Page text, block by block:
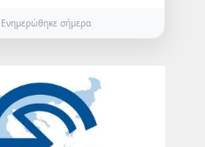
Ενημερώθηκε σήμερα